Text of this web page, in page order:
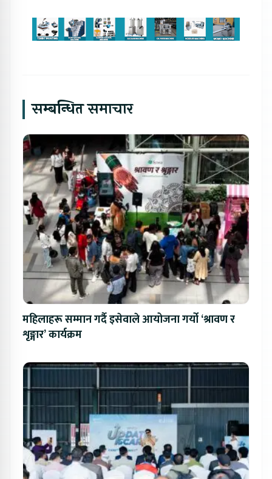
सम्बन्धित समाचार
महिलाहरू सम्मान गर्दै इसेवाले आयोजना गर्यो ‘श्रावण र
शृङ्गार’ कार्यक्रम